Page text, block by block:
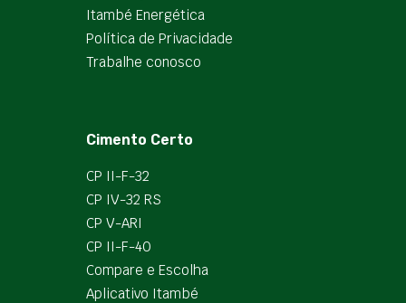
Itambé Energética
Política de Privacidade
Trabalhe conosco
Cimento Certo
CP II-F-32
CP IV-32 RS
CP V-ARI
CP II-F-40
Compare e Escolha
Aplicativo Itambé